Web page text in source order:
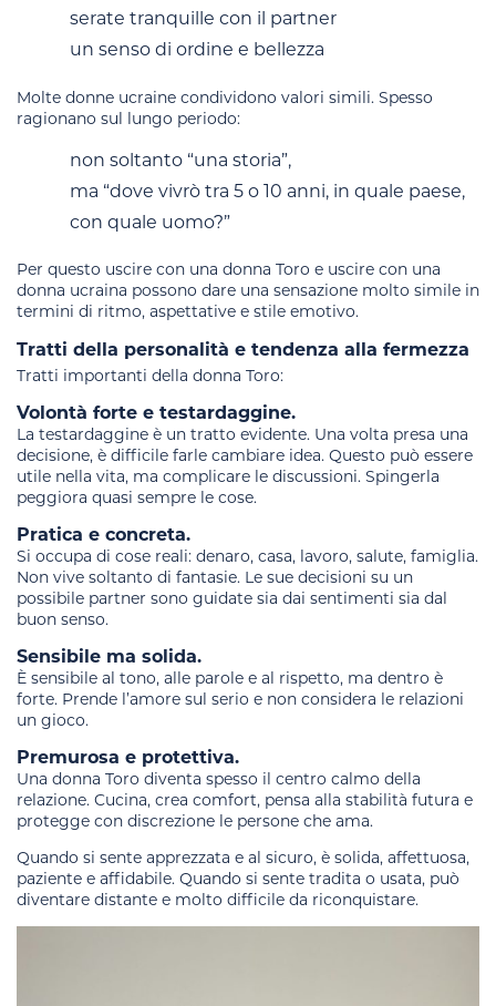
serate tranquille con il partner
un senso di ordine e bellezza
Molte donne ucraine condividono valori simili. Spesso
ragionano sul lungo periodo:
non soltanto “una storia”,
ma “dove vivrò tra 5 o 10 anni, in quale paese,
con quale uomo?”
Per questo uscire con una donna Toro e uscire con una
donna ucraina possono dare una sensazione molto simile in
termini di ritmo, aspettative e stile emotivo.
Tratti della personalità e tendenza alla fermezza
Tratti importanti della donna Toro:
Volontà forte e testardaggine.
La testardaggine è un tratto evidente. Una volta presa una
decisione, è difficile farle cambiare idea. Questo può essere
utile nella vita, ma complicare le discussioni. Spingerla
peggiora quasi sempre le cose.
Pratica e concreta.
Si occupa di cose reali: denaro, casa, lavoro, salute, famiglia.
Non vive soltanto di fantasie. Le sue decisioni su un
possibile partner sono guidate sia dai sentimenti sia dal
buon senso.
Sensibile ma solida.
È sensibile al tono, alle parole e al rispetto, ma dentro è
forte. Prende l’amore sul serio e non considera le relazioni
un gioco.
Premurosa e protettiva.
Una donna Toro diventa spesso il centro calmo della
relazione. Cucina, crea comfort, pensa alla stabilità futura e
protegge con discrezione le persone che ama.
Quando si sente apprezzata e al sicuro, è solida, affettuosa,
paziente e affidabile. Quando si sente tradita o usata, può
diventare distante e molto difficile da riconquistare.